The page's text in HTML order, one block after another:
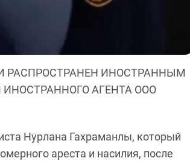
РАСПРОСТРАНЕН ИНОСТРАННЫМ
АГЕНТА ООО
Нурлана Гахраманлы, который
ареста и насилия, после